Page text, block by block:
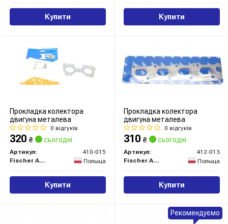
Купити Купити
Прокладка колектора
двигуна металева
0 відгуків
320 ₴ сьогодні
Артикул:
410-015
Fischer Automotive One (FA1)
Польща
Купити
Прокладка колектора
двигуна металева
0 відгуків
310 ₴ сьогодні
Артикул:
412-013
Fischer Automotive One (FA1)
Польща
Купити
Рекомендуємо